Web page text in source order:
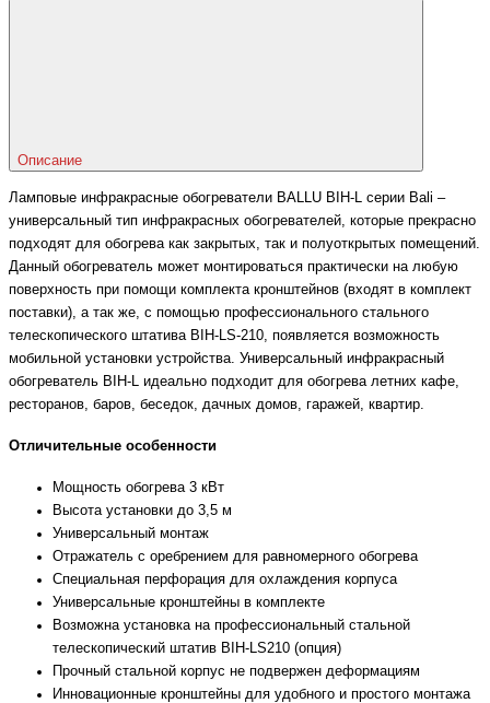
Описание
Ламповые инфракрасные обогреватели BALLU BIH-L серии Bali –
универсальный тип инфракрасных обогревателей, которые прекрасно
подходят для обогрева как закрытых, так и полуоткрытых помещений.
Данный обогреватель может монтироваться практически на любую
поверхность при помощи комплекта кронштейнов (входят в комплект
поставки), а так же, с помощью профессионального стального
телескопического штатива BIH-LS-210, появляется возможность
мобильной установки устройства. Универсальный инфракрасный
обогреватель BIH-L идеально подходит для обогрева летних кафе,
ресторанов, баров, беседок, дачных домов, гаражей, квартир.
Отличительные особенности
Мощность обогрева 3 кВт
Высота установки до 3,5 м
Универсальный монтаж
Отражатель с оребрением для равномерного обогрева
Специальная перфорация для охлаждения корпуса
Универсальные кронштейны в комплекте
Возможна установка на профессиональный стальной
телескопический штатив BIH-LS210 (опция)
Прочный стальной корпус не подвержен деформациям
Инновационные кронштейны для удобного и простого монтажа